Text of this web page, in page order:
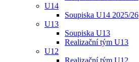
U14
Soupiska U14 2025/26
U13
Soupiska U13
Realizační tým U13
U12
Realizační tým U12